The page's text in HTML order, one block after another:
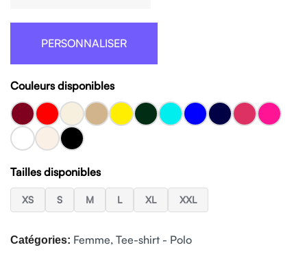
PERSONNALISER
Couleurs disponibles
Tailles disponibles
XS S M L XL XXL
Catégories: Femme, Tee-shirt - Polo